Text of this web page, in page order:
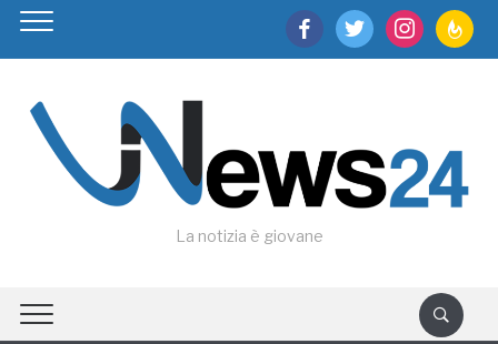
facebooktwitter instagram
La notizia è giovane